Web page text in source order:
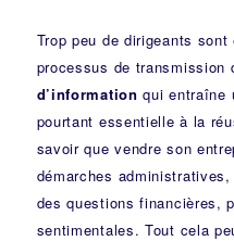
Trop peu de dirigeants
processus de transmission
d’information qui entraîne
pourtant essentielle à la
savoir que vendre son
démarches
des questions financières,
sentimentales. Tout cela